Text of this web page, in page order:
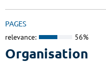
PAGES
relevance: 56%
Organisation